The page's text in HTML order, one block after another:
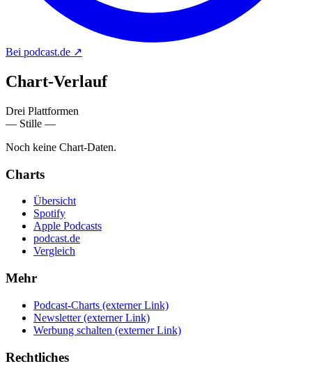
Bei podcast.de ↗
Chart-Verlauf
Drei Plattformen
— Stille —
Noch keine Chart-Daten.
Charts
Übersicht
Spotify
Apple Podcasts
podcast.de
Vergleich
Mehr
Podcast-Charts (externer Link)
Newsletter (externer Link)
Werbung schalten (externer Link)
Rechtliches